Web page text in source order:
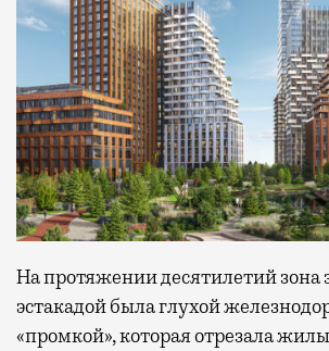
На протяжении десятилетий зона
эстакадой была глухой
«промкой», которая отрезала